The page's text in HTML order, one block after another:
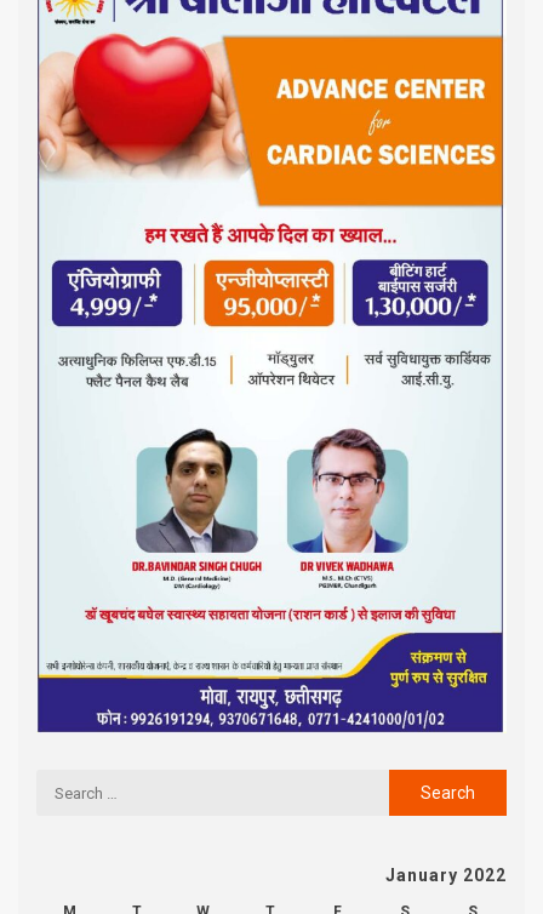
January 2022